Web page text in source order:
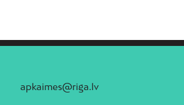
apkaimes@riga.lv